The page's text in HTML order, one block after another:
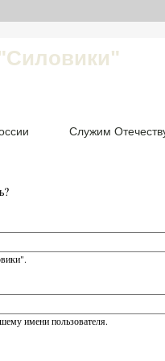
Служим
имени пользователя.